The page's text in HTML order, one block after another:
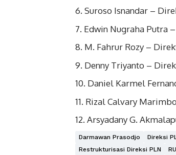
Suroso Isnandar –
Edwin Nugraha Putra
M. Fahrur Rozy –
Denny Triyanto –
Daniel Karmel
Rizal Calvary
Arsyadany G.
Darmawan Prasodjo Direksi
Restrukturisasi Direksi PLN